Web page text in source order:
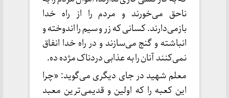
ناحق می‌خورند و مردم را از راه خدا
بازمی‌دارند. کسانی که زر و سیم را اندوخته و
انباشته و گنج می‌سازند و در راه خدا انفاق
نمی‌کنند آنان را به عذابی دردناک مژده ده.
معلم شهید در جای دیگری می‌گوید: «چرا
این کعبه را که اولین و قدیمی‌ترین معبد